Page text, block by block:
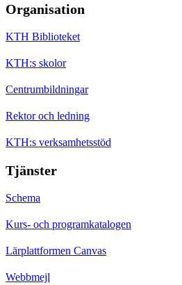
Organisation
KTH Biblioteket
KTH:s skolor
Centrumbildningar
Rektor och ledning
KTH:s verksamhetsstöd
Tjänster
Schema
Kurs- och programkatalogen
Lärplattformen Canvas
Webbmejl